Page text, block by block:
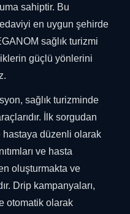
sahiptir. Bu
en uygun şehirde
sağlık turizmi
güçlü yönlerini
sağlık turizminde
İlk sorgudan
düzenli olarak
ve hasta
oluşturmakta ve
Drip kampanyaları,
otomatik olarak